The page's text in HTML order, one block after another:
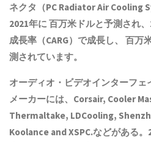
ネクタ （PC Radiator Air
2021年に 百万米ドルと予測され
成長率（CARG）で成長し、 百万
測されています。
オーディオ・ビデオインターフェ
メーカーには、Corsair, Cooler
Thermaltake, LDCooling,
Koolance and XSPC.などがある